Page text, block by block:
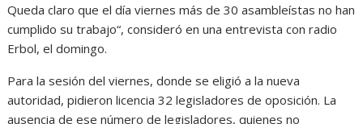
Queda claro que el día viernes más de 30 asambleístas no han
cumplido su trabajo“, consideró en una entrevista con radio
Erbol, el domingo.
Para la sesión del viernes, donde se eligió a la nueva
autoridad, pidieron licencia 32 legisladores de oposición. La
ausencia de ese número de legisladores, quienes no